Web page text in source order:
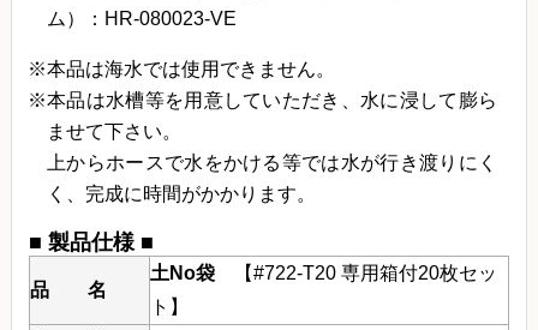
ム）：HR-080023-VE
本品は海水では使用できません。
本品は水槽等を用意していただき、水に浸して膨ら
ませて下さい。
上からホースで水をかける等では水が行き渡りにく
く、完成に時間がかかります。
■ 製品仕様 ■
品 名
土No袋 【#722-T20 専用箱付20枚セッ
ト】